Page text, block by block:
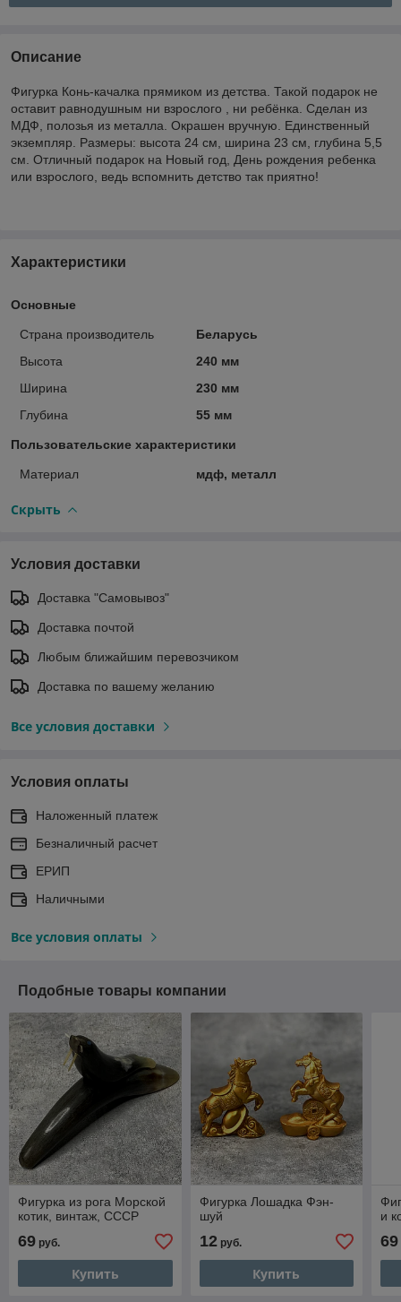
Описание
Фигурка Конь-качалка прямиком из детства. Такой подарок не
оставит равнодушным ни взрослого , ни ребёнка. Сделан из
МДФ, полозья из металла. Окрашен вручную. Единственный
экземпляр. Размеры: высота 24 см, ширина 23 см, глубина 5,5
см. Отличный подарок на Новый год, День рождения ребенка
или взрослого, ведь вспомнить детство так приятно!
Характеристики
Основные
Страна производитель
Беларусь
Высота
240 мм
Ширина
230 мм
Глубина
55 мм
Пользовательские характеристики
Материал мдф, металл
Скрыть
Условия доставки
Доставка "Самовывоз"
Доставка почтой
Любым ближайшим перевозчиком
Доставка по вашему желанию
Все условия доставки
Условия оплаты
Наложенный платеж
Безналичный расчет
ЕРИП
Наличными
Все условия оплаты
Подобные товары компании
Фигурка из рога Морской
котик, винтаж, СССР
69 руб.
Купить
Фигурка Лошадка Фэн-
шуй
12руб.
Купить
и
69